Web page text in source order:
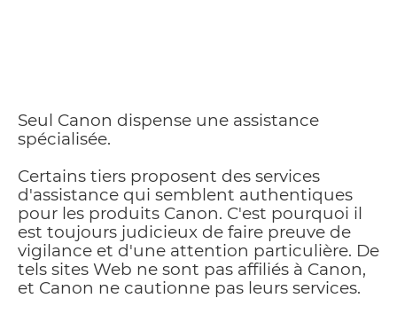
Seul Canon dispense une assistance
spécialisée.
Certains tiers proposent des services
d'assistance qui semblent authentiques
pour les produits Canon. C'est pourquoi il
est toujours judicieux de faire preuve de
vigilance et d'une attention particulière. De
tels sites Web ne sont pas affiliés à Canon,
et Canon ne cautionne pas leurs services.